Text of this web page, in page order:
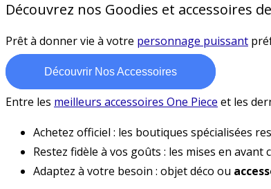
Découvrez nos Goodies et accessoires
Prêt à donner vie à votre personnage puissant
Découvrir Nos Accessoires
Entre les meilleurs accessoires One Piece et les
Achetez officiel : les boutiques spécialisées
Restez fidèle à vos goûts : les mises en
Adaptez à votre besoin : objet déco ou